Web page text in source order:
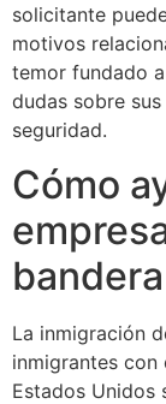
solicitante
motivos
temor fundado
dudas sobre
seguridad.
Cómo
La inmigración
inmigrantes
Estados Unidos